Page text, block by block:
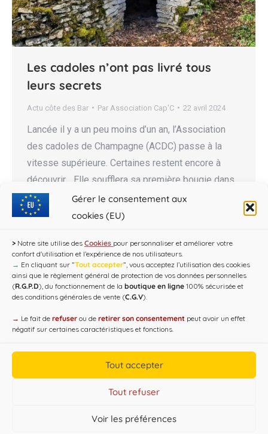
Gérer le consentement aux
cookies (EU)
> Notre site utilise des Cookies pour personnaliser et améliorer votre
confort d'utilisation et l’expérience de nos utilisateurs.
→ En cliquant sur ”Tout accepter”, vous acceptez l’utilisation des cookies
ainsi que le règlement général de protection de vos données personnelles
(R.G.P.D), du fonctionnement de la boutique en ligne 100% sécurisée et
des conditions générales de vente (C.G.V).
→ Le fait de refuser ou de retirer son consentement peut avoir un effet
négatif sur certaines caractéristiques et fonctions.
Tout accepter
Tout refuser
Voir les préférences
Les cadoles n’ont pas livré tous
leurs secrets
Actu côte des Bar Par Association Cap'C 22 avril 2024
Lancée il y a un peu moins d’un an, l’Association
des cadoles de Champagne (ACDC) passe à la
vitesse supérieure. Certaines restent encore à
découvrir… Elle soufflera sa première bougie dans
un peu moins de trois semaines, mais depuis près
d’un an d’existence déjà, l’Association des cadoles
Copyright CAP'C 2019
Designed byWEB3-DESIGN